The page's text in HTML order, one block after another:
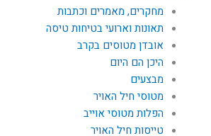
מחקרים, מאמרים וכתבות
תאונות וארועי בטיחות טיסה
אובדן מטוסים בקרב
היכן הם היום
מבצעים
מטוסי חיל האויר
הפלות מטוסי אוייב
טייסות חיל האויר